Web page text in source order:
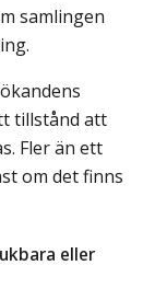
samlingen
tillstånd att
Fler än ett
om det finns
eller